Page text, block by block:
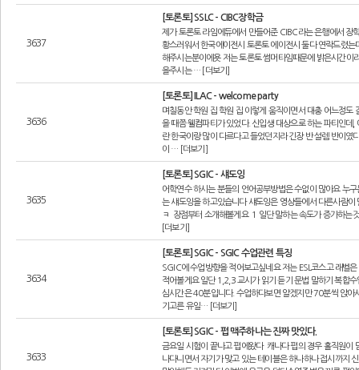
3637
[토론토] SSLC - CIBC장학금
제가 토론토 라임에듀에서 만들어준 CIBC라는 은행에서 장
황스러워서 한국에이전시 토론토 에이전시 둘다 연락드렸
해주시는분이에욧 저는 토론토 썸머타임때문에 밝은시간이
을주시는 … [더보기]
3636
[토론토] ILAC - welcome party
며칠동안 학원 집 학원 집 이렇게 움직이면서 대충 어느정도
을 때쯤 웰컴파티가 있었다. 신입생 대상으로 하는 파티인데
란 한국이랑 많이 다르다고 들었던지라 긴장 반 설렘 반이
이 … [더보기]
3635
[토론토] SGIC - 섀도잉
어학연수 하시는 분들의 언어공부방법은 수없이 많아요 누
는 섀도잉을 하고있습니다 섀도잉은 영상들에서 다른사람
ㅋ 장점부터 소개해볼게요 1 일단 말하는 속도가 증가하는
[더보기]
3634
[토론토] SGIC - SGIC 수업관련 특징
SGIC에 수업방향을 적어보고싶네요 저는 ESL코스고 래벨
적어볼게요 일단 1,2,3 교시가 읽기 듣기 문법 말하기 복합
심시간은 40분입니다. 수업하다보면 알겠지만 70분씩 앉아
기고른 유일… [더보기]
3633
[토론토] SGIC - 펍 맥주하나는 진짜 맛있다.
금요일 시험이 끝나고 펍에왔다 캐나다 펍의 경우 홀직원이
나다니면서 자기가 맞고 있는 테이블은 하나하나 접시까지